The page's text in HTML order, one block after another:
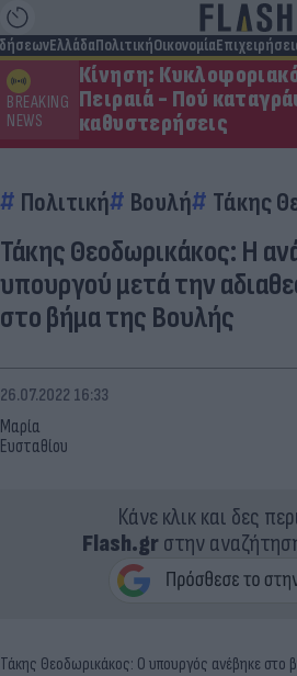
ΕλλάδαΠολιτικήΟικονομία
BREAKING
NEWS
Κίνηση:
Πειραιά - Πού
καθυστερήσεις
Πολιτική Βουλή Τάκης
Τάκης Θεοδωρικάκος: Η
υπουργού μετά την
στο βήμα της Βουλής
Μαρία
Ευσταθίου
26.07.2022 16:33
Κάνε κλικ και δες
Flash.grστην
Τάκης Θεοδωρικάκος: Ο υπουργός ανέβηκε στο